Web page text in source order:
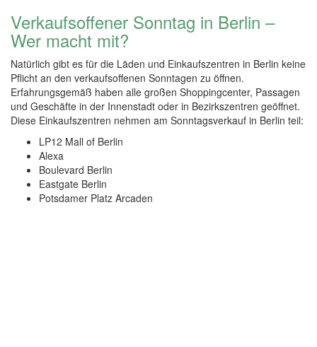
Verkaufsoffener Sonntag in Berlin –
Wer macht mit?
Natürlich gibt es für die Läden und Einkaufszentren in Berlin keine
Pflicht an den verkaufsoffenen Sonntagen zu öffnen.
Erfahrungsgemäß haben alle großen Shoppingcenter, Passagen
und Geschäfte in der Innenstadt oder in Bezirkszentren geöffnet.
Diese Einkaufszentren nehmen am Sonntagsverkauf in Berlin teil:
LP12 Mall of Berlin
Alexa
Boulevard Berlin
Eastgate Berlin
Potsdamer Platz Arcaden